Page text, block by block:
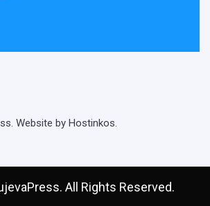
Website by Hostinkos.
All Rights Reserved.